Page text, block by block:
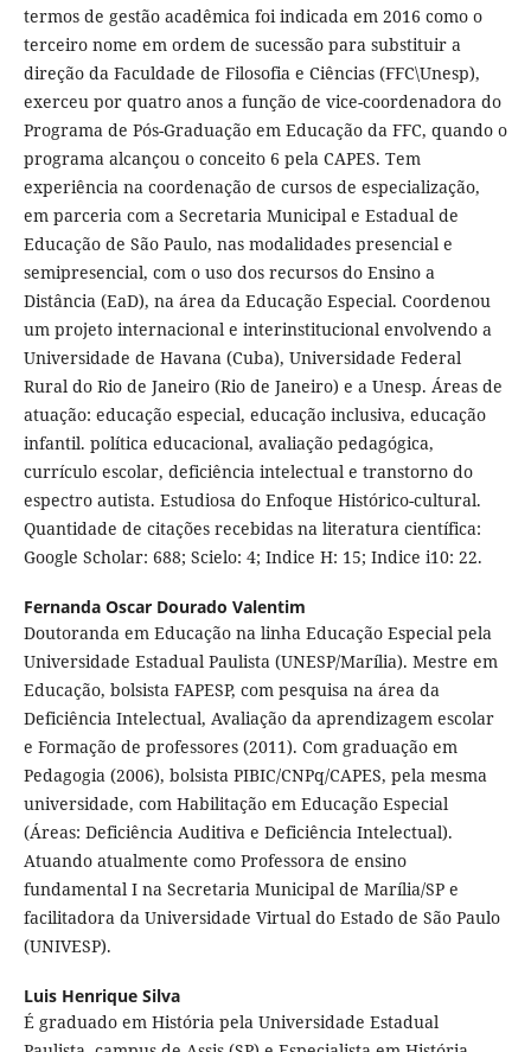
termos de gestão acadêmica foi indicada em 2016 como o
terceiro nome em ordem de sucessão para substituir a
direção da Faculdade de Filosofia e Ciências (FFC\Unesp),
exerceu por quatro anos a função de vice-coordenadora do
Programa de Pós-Graduação em Educação da FFC, quando o
programa alcançou o conceito 6 pela CAPES. Tem
experiência na coordenação de cursos de especialização,
em parceria com a Secretaria Municipal e Estadual de
Educação de São Paulo, nas modalidades presencial e
semipresencial, com o uso dos recursos do Ensino a
Distância (EaD), na área da Educação Especial. Coordenou
um projeto internacional e interinstitucional envolvendo a
Universidade de Havana (Cuba), Universidade Federal
Rural do Rio de Janeiro (Rio de Janeiro) e a Unesp. Áreas de
atuação: educação especial, educação inclusiva, educação
infantil. política educacional, avaliação pedagógica,
currículo escolar, deficiência intelectual e transtorno do
espectro autista. Estudiosa do Enfoque Histórico-cultural.
Quantidade de citações recebidas na literatura científica:
Google Scholar: 688; Scielo: 4; Indice H: 15; Indice i10: 22.
Fernanda Oscar Dourado Valentim
Doutoranda em Educação na linha Educação Especial pela
Universidade Estadual Paulista (UNESP/Marília). Mestre em
Educação, bolsista FAPESP, com pesquisa na área da
Deficiência Intelectual, Avaliação da aprendizagem escolar
e Formação de professores (2011). Com graduação em
Pedagogia (2006), bolsista PIBIC/CNPq/CAPES, pela mesma
universidade, com Habilitação em Educação Especial
(Áreas: Deficiência Auditiva e Deficiência Intelectual).
Atuando atualmente como Professora de ensino
fundamental I na Secretaria Municipal de Marília/SP e
facilitadora da Universidade Virtual do Estado de São Paulo
(UNIVESP).
Luis Henrique Silva
É graduado em História pela Universidade Estadual